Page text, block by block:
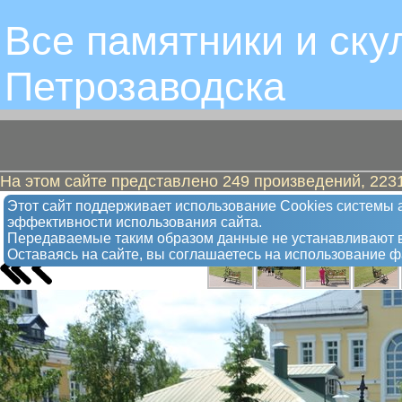
Все памятники и
Петрозаводскa
На этом сайте представлено 249 произведений,
Этот сайт поддерживает использование Сookies системы
эффективности использования сайта.
Передаваемые таким образом данные не устанавливают
Оставаясь на сайте, вы соглашаетесь на
Мужчина с зонтом
Арт-объект